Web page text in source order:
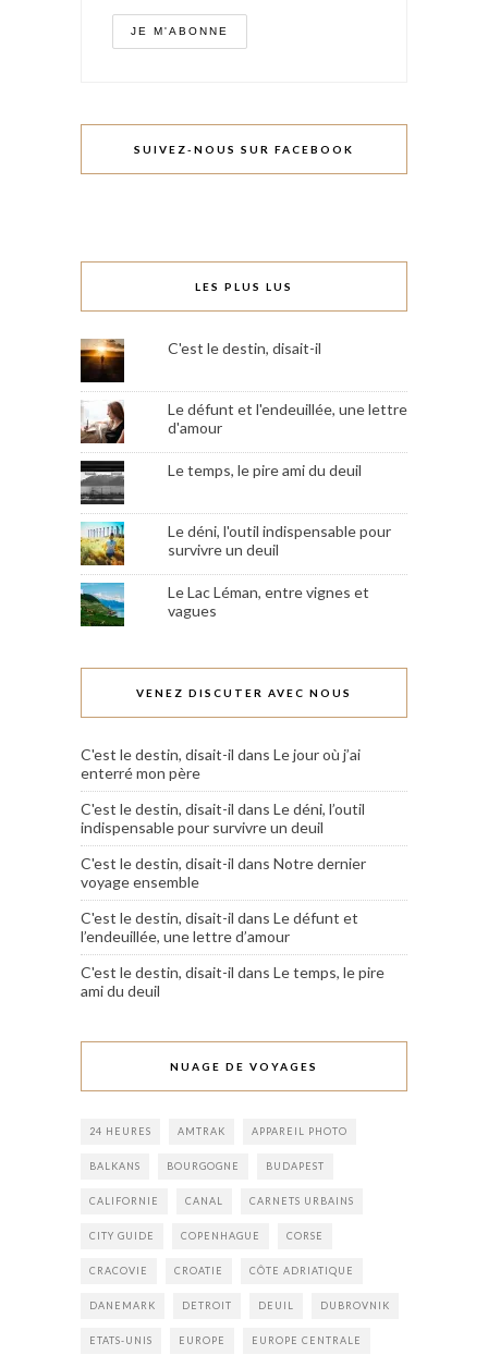
SUIVEZ-NOUS SUR FACEBOOK
LES PLUS LUS
C'est le destin, disait-il
Le défunt et l'endeuillée, une lettre
d'amour
Le temps, le pire ami du deuil
Le déni, l'outil indispensable pour
survivre un deuil
Le Lac Léman, entre vignes et
vagues
VENEZ DISCUTER AVEC NOUS
C'est le destin, disait-il dans Le jour où j’ai
enterré mon père
C'est le destin, disait-il dans Le déni, l’outil
indispensable pour survivre un deuil
C'est le destin, disait-il dans Notre dernier
voyage ensemble
C'est le destin, disait-il dans Le défunt et
l’endeuillée, une lettre d’amour
C'est le destin, disait-il dans Le temps, le pire
ami du deuil
NUAGE DE VOYAGES
24 HEURES AMTRAK APPAREIL PHOTO
BALKANS BOURGOGNE BUDAPEST
CALIFORNIE CANAL CARNETS URBAINS
CITY GUIDE COPENHAGUE CORSE
CRACOVIE CROATIE CÔTE ADRIATIQUE
DANEMARK DETROIT DEUIL DUBROVNIK
ETATS-UNIS EUROPE EUROPE CENTRALE